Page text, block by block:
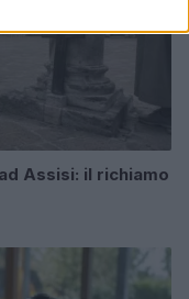
Assisi: il richiamo